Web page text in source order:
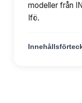
modeller från
Ifö.